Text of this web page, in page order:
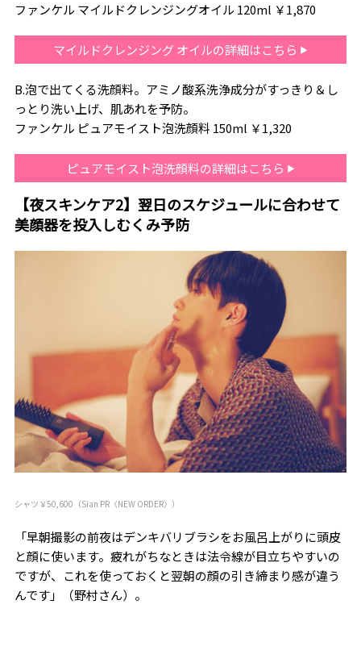
ファンケル マイルドクレンジングオイル 120ml ￥1,870
マイルドクレンジング オイルの詳細はこちら
B.泡で出てくる洗顔料。アミノ酸系洗浄成分がすっきり＆し
っとり洗い上げ、肌あれを予防。
ファンケル ピュアモイスト泡洗顔料 150ml ￥1,320
ピュアモイスト泡洗顔料の詳細はこちら
【夜スキンケア2】翌日のスケジュールに合わせて
美顔器を投入しむくみ予防
シャツ￥50,600（Sian PR〈NEW ORDER〉）
「早朝撮影の前夜はデンキバリブラシをお風呂上がりに頭皮
と顔に使います。疲れがちなときは法令線が目立ちやすいの
ですが、これを使っておくと翌朝の顔の引き締まり感が違う
んです」（野村さん）。